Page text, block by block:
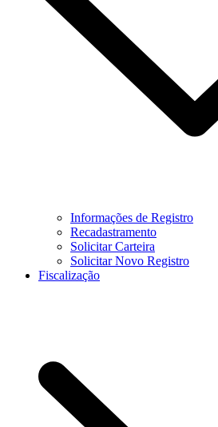
Informações de Registro
Recadastramento
Solicitar Carteira
Solicitar Novo Registro
Fiscalização